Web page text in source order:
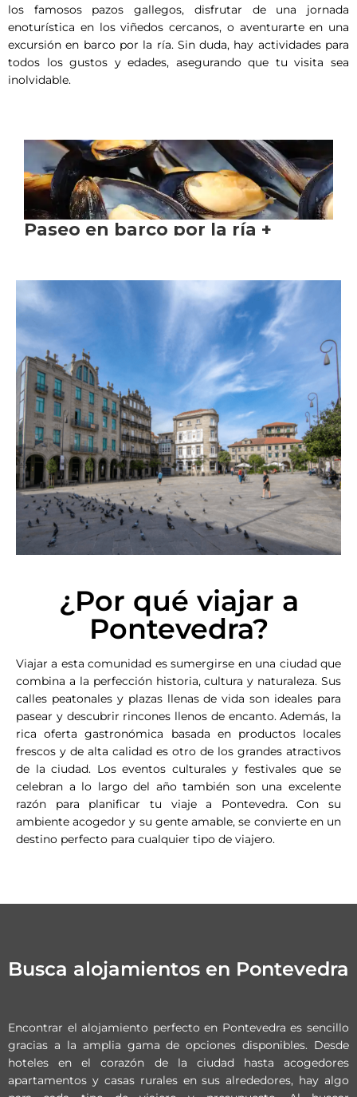
los famosos pazos gallegos, disfrutar de una jornada
enoturística en los viñedos cercanos, o aventurarte en una
excursión en barco por la ría. Sin duda, hay actividades para
todos los gustos y edades, asegurando que tu visita sea
inolvidable.
¿Por qué viajar a
Pontevedra?
Viajar a esta comunidad es sumergirse en una ciudad que
combina a la perfección historia, cultura y naturaleza. Sus
calles peatonales y plazas llenas de vida son ideales para
pasear y descubrir rincones llenos de encanto. Además, la
rica oferta gastronómica basada en productos locales
frescos y de alta calidad es otro de los grandes atractivos
de la ciudad. Los eventos culturales y festivales que se
celebran a lo largo del año también son una excelente
razón para planificar tu viaje a Pontevedra. Con su
ambiente acogedor y su gente amable, se convierte en un
destino perfecto para cualquier tipo de viajero.
Busca alojamientos en Pontevedra
Encontrar el alojamiento perfecto en Pontevedra es sencillo
gracias a la amplia gama de opciones disponibles. Desde
hoteles en el corazón de la ciudad hasta acogedores
apartamentos y casas rurales en sus alrededores, hay algo